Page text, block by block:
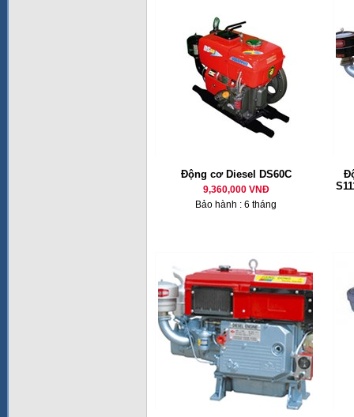
Động cơ Diesel DS60C
9,360,000 VNĐ
Bảo hành : 6 tháng